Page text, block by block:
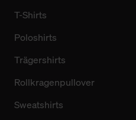
T-Shirts
Poloshirts
Trägershirts
Rollkragenpullover
Sweatshirts